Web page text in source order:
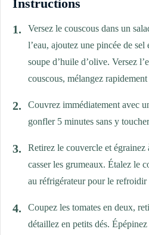
Instructions
Versez le couscous dans un
l’eau, ajoutez une pincée de sel
soupe d’huile d’olive. Versez
couscous, mélangez
Couvrez immédiatement avec
gonfler 5 minutes sans y
Retirez le couvercle et
casser les grumeaux. Étalez le
au réfrigérateur pour le refroidir
Coupez les tomates en deux,
détaillez en petits dés.